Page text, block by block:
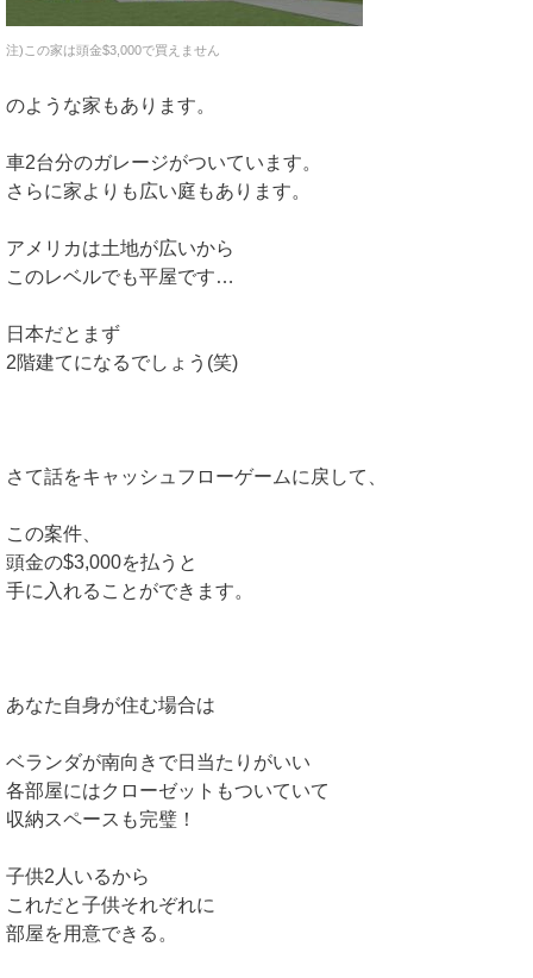
注)この家は頭金$3,000で買えません
のような家もあります。
車2台分のガレージがついています。
さらに家よりも広い庭もあります。
アメリカは土地が広いから
このレベルでも平屋です…
日本だとまず
2階建てになるでしょう(笑)
さて話をキャッシュフローゲームに戻して、
この案件、
頭金の$3,000を払うと
手に入れることができます。
あなた自身が住む場合は
ベランダが南向きで日当たりがいい
各部屋にはクローゼットもついていて
収納スペースも完璧！
子供2人いるから
これだと子供それぞれに
部屋を用意できる。